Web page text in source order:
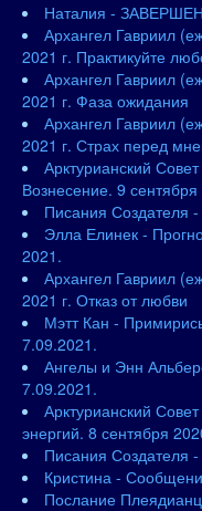
Наталия -
Архангел Гавриил
2021 г. Практикуйте
Архангел Гавриил
2021 г. Фаза ожидания
Архангел Гавриил
2021 г. Страх перед
Арктурианский
Вознесение. 9
Писания Создателя
Элла Елинек -
2021.
Архангел Гавриил
2021 г. Отказ от любви
Мэтт Кан -
7.09.2021.
Ангелы и Энн
7.09.2021.
Арктурианский
энергий. 8 сентября
Писания Создателя
Кристина -
Послание